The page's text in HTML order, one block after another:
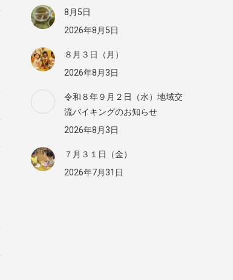
8月5日
2026年8月5日
８月３日（月）
2026年8月3日
令和８年９月２日（水）地域交
流バイキングのお知らせ
2026年8月3日
７月３１日（金）
2026年7月31日